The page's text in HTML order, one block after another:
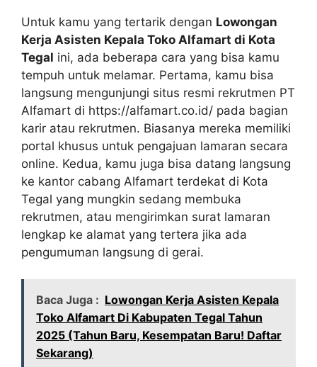
Untuk kamu yang tertarik dengan Lowongan
Kerja Asisten Kepala Toko Alfamart di Kota
Tegal ini, ada beberapa cara yang bisa kamu
tempuh untuk melamar. Pertama, kamu bisa
langsung mengunjungi situs resmi rekrutmen PT
Alfamart di https://alfamart.co.id/ pada bagian
karir atau rekrutmen. Biasanya mereka memiliki
portal khusus untuk pengajuan lamaran secara
online. Kedua, kamu juga bisa datang langsung
ke kantor cabang Alfamart terdekat di Kota
Tegal yang mungkin sedang membuka
rekrutmen, atau mengirimkan surat lamaran
lengkap ke alamat yang tertera jika ada
pengumuman langsung di gerai.
Baca Juga : Lowongan Kerja Asisten Kepala
Toko Alfamart Di Kabupaten Tegal Tahun
2025 (Tahun Baru, Kesempatan Baru! Daftar
Sekarang)